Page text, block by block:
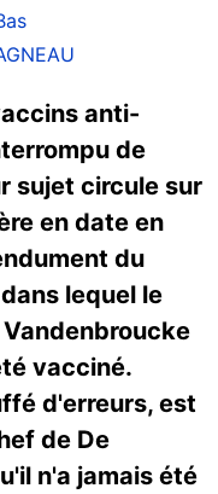
anti-
de
sujet circule sur
en date en
du
lequel le
vacciné.
d'erreurs, est
de De
n'a jamais été